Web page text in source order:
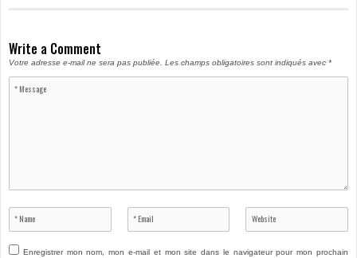
Write a Comment
Votre adresse e-mail ne sera pas publiée. Les champs obligatoires sont indiqués avec *
Enregistrer mon nom, mon e-mail et mon site dans le navigateur pour mon prochain